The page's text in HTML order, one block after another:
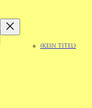
(kein Titel)